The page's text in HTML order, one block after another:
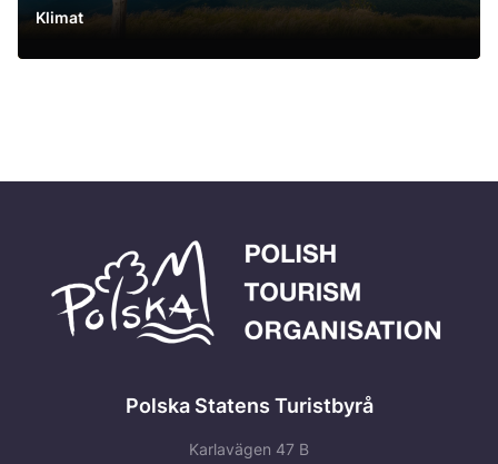
Klimat
Se mer
Polska Statens Turistbyrå
Karlavägen 47 B